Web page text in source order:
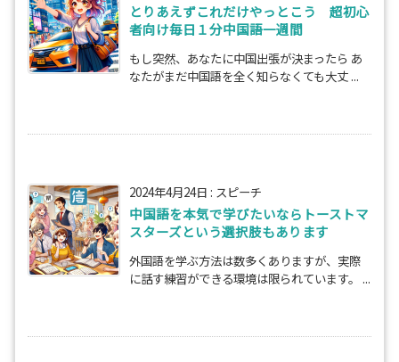
とりあえずこれだけやっとこう 超初心
者向け毎日１分中国語一週間
もし突然、あなたに中国出張が決まったら あ
なたがまだ中国語を全く知らなくても大丈 ...
2024年4月24日 : スピーチ
中国語を本気で学びたいならトーストマ
スターズという選択肢もあります
外国語を学ぶ方法は数多くありますが、実際
に話す練習ができる環境は限られています。 ...